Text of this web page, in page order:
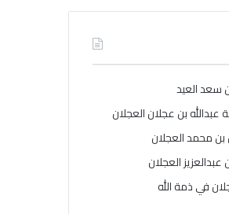
سعد العيد
بن عجلان العجلان
محمد العجلان
العجلان
في ذمة الله